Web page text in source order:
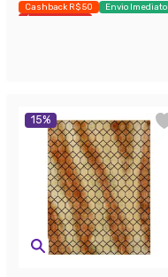
Cashback R$ 50
Envio Imediato
Últimas peças
15%